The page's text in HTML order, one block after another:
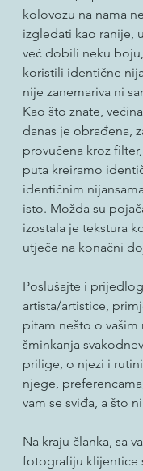
kolovozu na nama
izgledati kao ranije,
već dobili neku
koristili identične
nije zanemariva ni
Kao što znate,
danas je obrađena,
provučena kroz
puta kreiramo
identičnim
isto. Možda su
izostala je tekstura
utječe na konačni
Poslušajte i
artista/artistice,
pitam nešto o vašim
šminkanja
prilige, o njezi i
njege,
vam se sviđa, a što
Na kraju članka, sa
fotografiju klijentice